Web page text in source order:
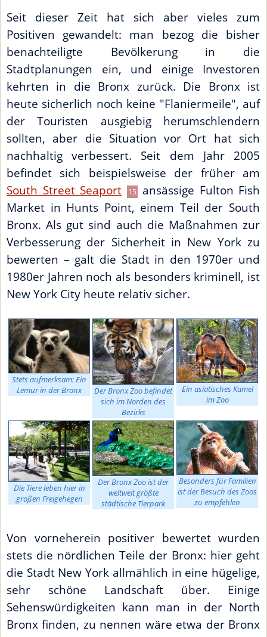
Seit dieser Zeit hat sich aber vieles zum
Positiven gewandelt: man bezog die bisher
benachteiligte Bevölkerung in die
Stadtplanungen ein, und einige Investoren
kehrten in die Bronx zurück. Die Bronx ist
heute sicherlich noch keine "Flaniermeile", auf
der Touristen ausgiebig herumschlendern
sollten, aber die Situation vor Ort hat sich
nachhaltig verbessert. Seit dem Jahr 2005
befindet sich beispielsweise der früher am
South Street Seaport
15ansässige Fulton Fish
Market in Hunts Point, einem Teil der South
Bronx. Als gut sind auch die Maßnahmen zur
Verbesserung der Sicherheit in New York zu
bewerten – galt die Stadt in den 1970er und
1980er Jahren noch als besonders kriminell, ist
New York City heute relativ sicher.
Stets aufmerksam: Ein
Lemur in der Bronx
Der Bronx Zoo befindet
sich im Norden des
Bezirks
Ein asiatisches Kamel
im Zoo
Die Tiere leben hier in
großen Freigehegen
Der Bronx Zoo ist der
weltweit größte
städtische Tierpark
Besonders für Familien
ist der Besuch des Zoos
zu empfehlen
Von vorneherein positiver bewertet wurden
stets die nördlichen Teile der Bronx: hier geht
die Stadt New York allmählich in eine hügelige,
sehr schöne Landschaft über. Einige
Sehenswürdigkeiten kann man in der North
Bronx finden, zu nennen wäre etwa der Bronx